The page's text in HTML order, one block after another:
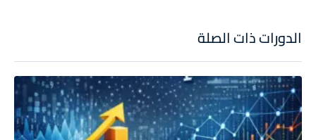
الدورات ذات الصلة